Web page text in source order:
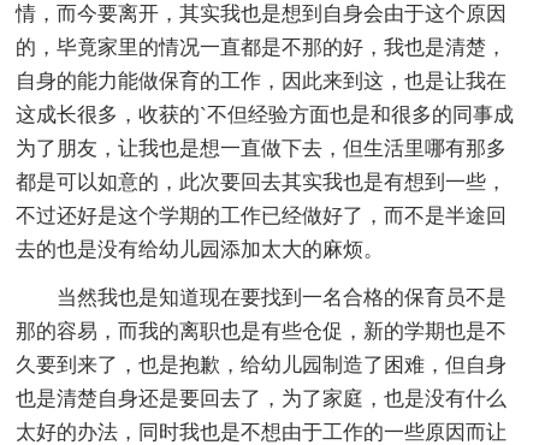
情，而今要离开，其实我也是想到自身会由于这个原因
的，毕竟家里的情况一直都是不那的好，我也是清楚，
自身的能力能做保育的工作，因此来到这，也是让我在
这成长很多，收获的`不但经验方面也是和很多的同事成
为了朋友，让我也是想一直做下去，但生活里哪有那多
都是可以如意的，此次要回去其实我也是有想到一些，
不过还好是这个学期的工作已经做好了，而不是半途回
去的也是没有给幼儿园添加太大的麻烦。
当然我也是知道现在要找到一名合格的保育员不是
那的容易，而我的离职也是有些仓促，新的学期也是不
久要到来了，也是抱歉，给幼儿园制造了困难，但自身
也是清楚自身还是要回去了，为了家庭，也是没有什么
太好的办法，同时我也是不想由于工作的一些原因而让